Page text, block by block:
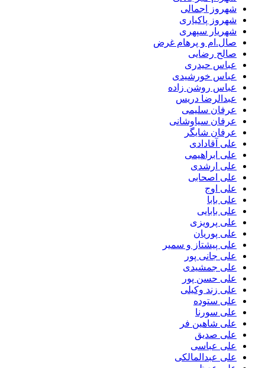
شهروز اجمالی
شهروز پاکیاری
شهریار سپهری
صال.ام و پرهام غرض
صالح رضایی
عباس حیدری
عباس خورشیدی
عباس روشن زاده
عبدالرضا دریس
عرفان سلیمی
عرفان سیاوشانی
عرفان شایگر
علی آقادادی
علی ابراهیمی
علی ارشدی
علی اصحابی
علی اوج
علی بابا
علی بابایی
علی پرویزی
علی پوریان
علی پیشتاز و سمیر
علی جانی پور
علی جمشیدی
علی حسن پور
علی زند وکیلی
علی ستوده
علی سورنا
علی شاهین فر
علی صدیق
علی عباسی
علی عبدالمالکی